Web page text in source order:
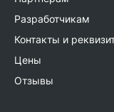
Разработчикам
Контакты и
Цены
Отзывы